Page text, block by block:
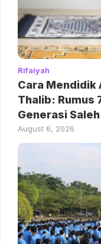
Rifaiyah
Cara Mendidik
Thalib: Rumus
Generasi Saleh
August 6, 2026